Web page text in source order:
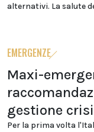
alternativi. La salute
EMERGENZE
Maxi-
gestione crisi
Per la prima volta